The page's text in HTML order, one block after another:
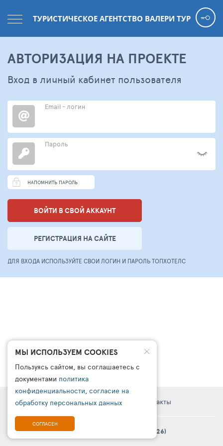
ТУРИСТИЧЕСКОЕ АГЕНТСТВО ВАЛЕРИ ТУР
АВТОРИЗАЦИЯ НА ПРОЕКТЕ
Вход в личный кабинет пользователя
Email - логин
Пароль
НАПОМНИТЬ ПАРОЛЬ
ВОЙТИ В СВОЙ АККАУНТ
РЕГИСТРАЦИЯ НА САЙТЕ
ДЛЯ ВХОДА ИСПОЛЬЗУЙТЕ СВОИ ЛОГИН И ПАРОЛЬ ТОПХОТЕЛС
Правовая информация Поддержка Контакты
© Платформа «ТурСайт Про» в.5.2.0 (2003 - 2026)
МЫ ИСПОЛЬЗУЕМ COOKIES
Пользуясь сайтом, вы соглашаетесь с
документами политика
конфиденциальности, согласие на
обработку персональных данных
СОГЛАСЕН